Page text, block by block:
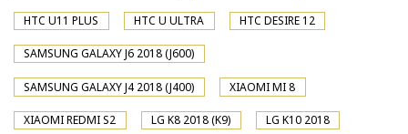
HTC U11 PLUS HTC U ULTRA HTC DESIRE 12
SAMSUNG GALAXY J6 2018 (J600)
SAMSUNG GALAXY J4 2018 (J400) XIAOMI MI 8
XIAOMI REDMI S2 LG K8 2018 (K9) LG K10 2018